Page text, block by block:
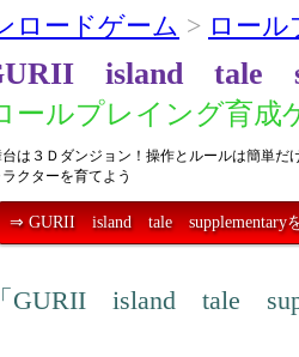
ロードゲーム > ロー
island tale
ールプレイング育成
は３Ｄダンジョン！操作とルールは簡単だ
クターを育てよう
⇒ GURII island tale supplementary
GURII island tale